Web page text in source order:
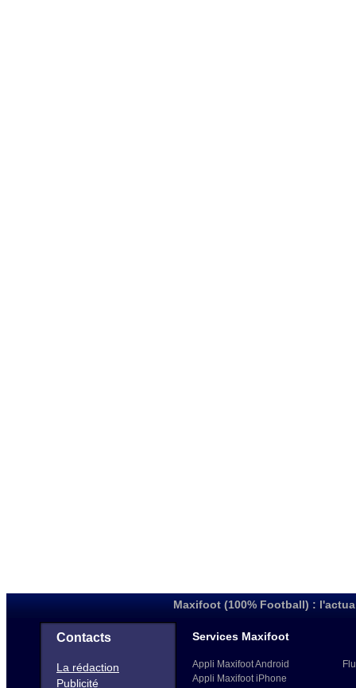
Maxifoot (100% Football) :
Contacts
La rédaction
Publicité
Services Maxifoot
Appli Maxifoot Android
Appli Maxifoot iPhone